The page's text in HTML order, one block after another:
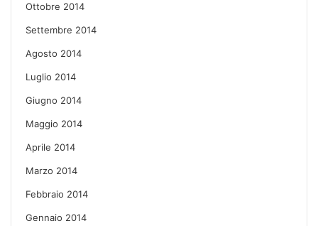
Ottobre 2014
Settembre 2014
Agosto 2014
Luglio 2014
Giugno 2014
Maggio 2014
Aprile 2014
Marzo 2014
Febbraio 2014
Gennaio 2014